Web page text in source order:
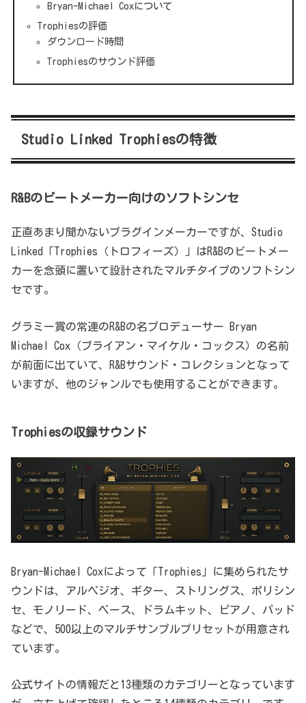
Bryan-Michael Coxについて
Trophiesの評価
ダウンロード時間
Trophiesのサウンド評価
Studio Linked Trophiesの特徴
R&Bのビートメーカー向けのソフトシンセ
正直あまり聞かないプラグインメーカーですが、Studio
Linked「Trophies（トロフィーズ）」はR&Bのビートメー
カーを念頭に置いて設計されたマルチタイプのソフトシン
セです。
グラミー賞の常連のR&Bの名プロデューサー Bryan
Michael Cox（ブライアン・マイケル・コックス）の名前
が前面に出ていて、R&Bサウンド・コレクションとなって
いますが、他のジャンルでも使用することができます。
Trophiesの収録サウンド
Bryan-Michael Coxによって「Trophies」に集められたサ
ウンドは、アルペジオ、ギター、ストリングス、ポリシン
セ、モノリード、ベース、ドラムキット、ピアノ、パッド
などで、500以上のマルチサンプルプリセットが用意され
ています。
公式サイトの情報だと13種類のカテゴリーとなっています